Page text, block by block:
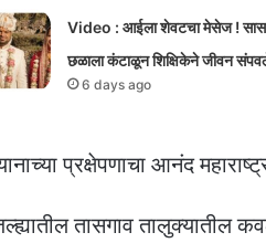
Video : आईला शेवटचा मेसेज !
छळाला कंटाळून शिक्षिकेने जीवन
6 days ago
प्रक्षेपणाचा आनंद
तासगाव तालुक्यातील